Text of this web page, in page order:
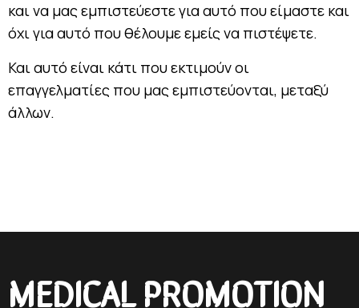
και να μας εμπιστεύεστε για αυτό που είμαστε και
όχι για αυτό που θέλουμε εμείς να πιστέψετε.
Και αυτό είναι κάτι που εκτιμούν οι
επαγγελματίες που μας εμπιστεύονται, μεταξύ
άλλων.
MEDICAL PROMOTION